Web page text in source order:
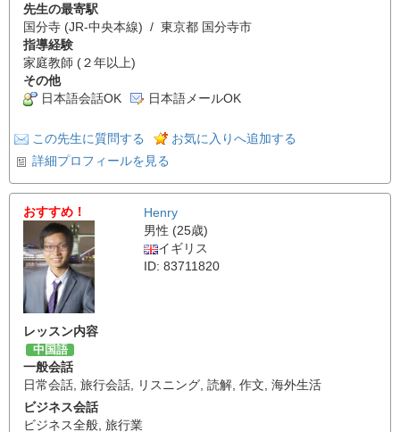
先生の最寄駅
国分寺 (JR-中央本線) / 東京都 国分寺市
指導経験
家庭教師 (２年以上)
その他
日本語会話OK
日本語メールOK
この先生に質問する
お気に入りへ追加する
詳細プロフィールを見る
おすすめ！
Henry
男性 (25歳)
イギリス
ID: 83711820
レッスン内容
中国語
一般会話
日常会話, 旅行会話, リスニング, 読解, 作文, 海外生活
ビジネス会話
ビジネス全般, 旅行業